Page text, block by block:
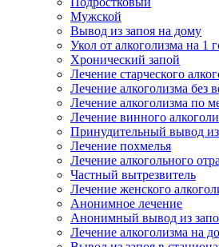
Мужской
Вывод из запоя на дому
Укол от алкоголизма на 1
Хронический запой
Лечение старческого
Лечение алкоголизма без
Лечение алкоголизма по
Лечение винного
Принудительный вывод из
Лечение похмелья
Лечение алкогольного
Частный вытрезвитель
Лечение женского
Анонимное лечение
Анонимный вывод из
Лечение алкоголизма на